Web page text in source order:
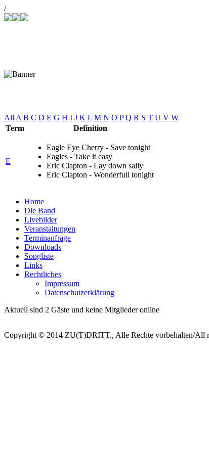
/
All A B C D E G H I J K L M N O P Q R S T U V W
Term
Definition
E
Eagle Eye Cherry - Save tonight
Eagles - Take it easy
Eric Clapton - Lay down sally
Eric Clapton - Wonderfull tonight
Home
Die Band
Livebilder
Veranstaltungen
Terminanfrage
Downloads
Songliste
Links
Rechtliches
Impressum
Datenschutzerklärung
Aktuell sind 2 Gäste und keine Mitglieder online
Copyright © 2014 ZU(T)DRITT., Alle Rechte vorbehalten/All